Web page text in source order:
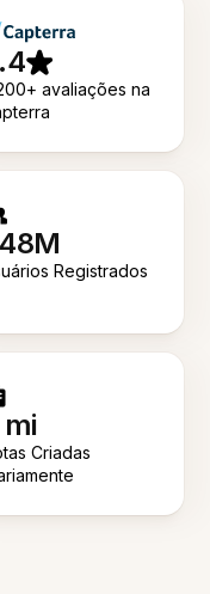
avaliações na
Registrados
mi
Criadas